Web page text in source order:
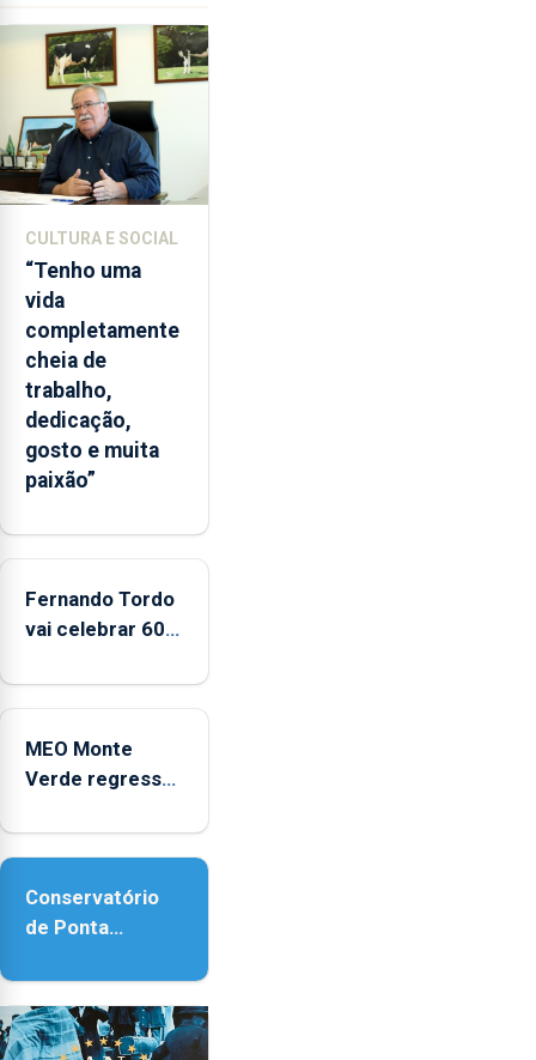
de
lapas
entre
2022
e
2026.
A
Flores
apresenta
um
“decréscimo
significativo”
da
CPUE
entre
e
CULTURA E SOCIAL
“Tenho uma
vida
completamente
cheia de
trabalho,
dedicação,
gosto e muita
paixão”
Fernando Tordo
vai celebrar 60
no Coliseu
MEO Monte
Verde regressa
acessibilidade
Conservatório
de Ponta
contar com
novos
instrumentos